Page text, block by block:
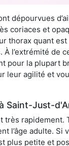
dépourvues
coriaces et
thorax quant
l’extrémité
pour la plupart
leur agilité et
Saint-Just-
rapidement.
l’âge adulte. Si
plus petite et